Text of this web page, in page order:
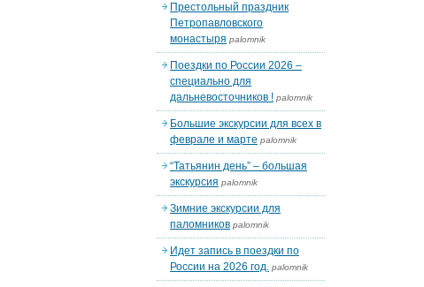
Престольный праздник
Петропавловского
монастыря palomnik
Поездки по России 2026 –
специально для
дальневосточников ! palomnik
Большие экскурсии для всех в
феврале и марте palomnik
“Татьянин день” – большая
экскурсия palomnik
Зимние экскурсии для
паломников palomnik
Идет запись в поездки по
России на 2026 год. palomnik